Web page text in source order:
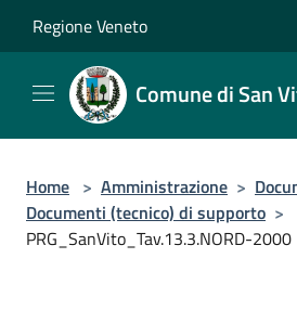
Regione Veneto
Comune di San
Home > Amministrazione >
Documenti (tecnico) di supporto >
PRG_SanVito_Tav.13.3.NORD-2000